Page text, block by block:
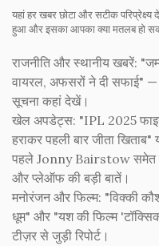
यहां हर खबर छोटा और सटीक
हुआ और इसका आपका क्या मतलब हो
राजनीति और स्थानीय खबरें:
वायरल, अफसरों ने दी सफाई"
सूचना कहां देखें।
खेल अपडेट्स: "IPL 2025
हराकर पहली बार जीता
पहले Jonny Bairstow समेत
और प्लेऑफ की बड़ी बातें।
मनोरंजन और फिल्म: "विक्की
धूम" और "यश की फिल्म
टीज़र से जुड़ी रिपोर्ट।